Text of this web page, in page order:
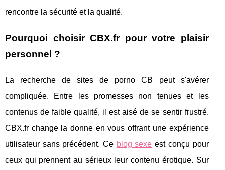
rencontre la sécurité et la qualité.
Pourquoi choisir CBX.fr pour votre plaisir
personnel ?
La recherche de sites de porno CB peut s'avérer
compliquée. Entre les promesses non tenues et les
contenus de faible qualité, il est aisé de se sentir frustré.
CBX.fr change la donne en vous offrant une expérience
utilisateur sans précédent. Ce blog sexe est conçu pour
ceux qui prennent au sérieux leur contenu érotique. Sur